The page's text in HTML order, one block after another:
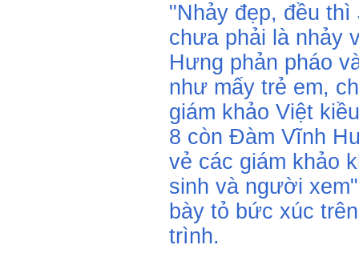
"Nhảy đẹp, đều thì
chưa phải là nhảy
Hưng phản pháo
như mấy trẻ em,
giám khảo Việt
8 còn Đàm Vĩnh
vẻ các giám khảo
sinh và người
bày tỏ bức xúc
trình.